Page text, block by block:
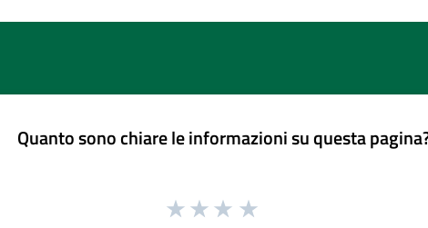
Quanto sono chiare le informazioni su questa